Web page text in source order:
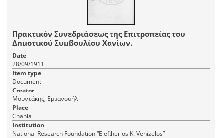
Πρακτικόν Συνεδριάσεως της Επιτροπείας του
Δημοτικού Συμβουλίου Χανίων.
Date
28/09/1911
Item type
Document
Creator
Μουντάκης, Εμμανουήλ
Place
Chania
Institution
National Research Foundation “Eleftherios K. Venizelos”